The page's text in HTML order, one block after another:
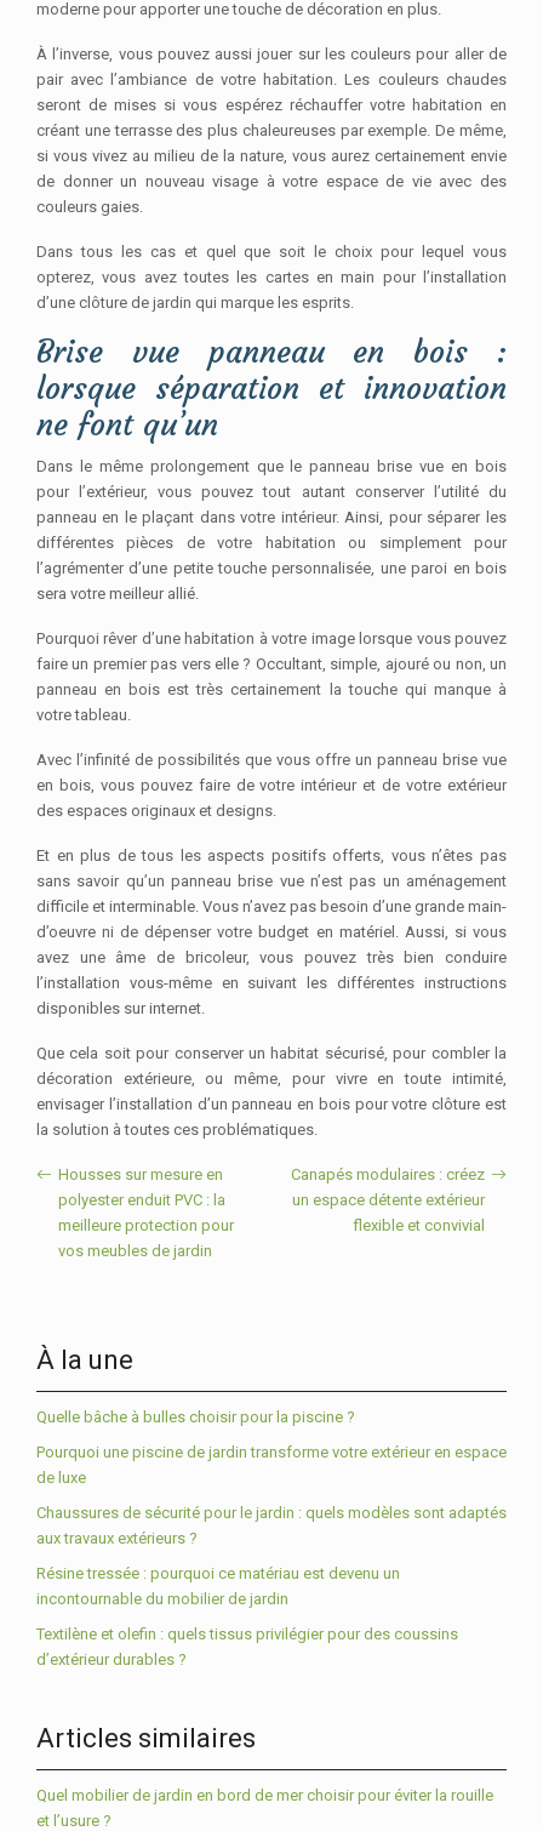
moderne pour apporter une touche de décoration en plus.
À l’inverse, vous pouvez aussi jouer sur les couleurs pour aller de
pair avec l’ambiance de votre habitation. Les couleurs chaudes
seront de mises si vous espérez réchauffer votre habitation en
créant une terrasse des plus chaleureuses par exemple. De même,
si vous vivez au milieu de la nature, vous aurez certainement envie
de donner un nouveau visage à votre espace de vie avec des
couleurs gaies.
Dans tous les cas et quel que soit le choix pour lequel vous
opterez, vous avez toutes les cartes en main pour l’installation
d’une clôture de jardin qui marque les esprits.
Brise vue panneau en bois :
lorsque séparation et innovation
ne font qu’un
Dans le même prolongement que le panneau brise vue en bois
pour l’extérieur, vous pouvez tout autant conserver l’utilité du
panneau en le plaçant dans votre intérieur. Ainsi, pour séparer les
différentes pièces de votre habitation ou simplement pour
l’agrémenter d’une petite touche personnalisée, une paroi en bois
sera votre meilleur allié.
Pourquoi rêver d’une habitation à votre image lorsque vous pouvez
faire un premier pas vers elle ? Occultant, simple, ajouré ou non, un
panneau en bois est très certainement la touche qui manque à
votre tableau.
Avec l’infinité de possibilités que vous offre un panneau brise vue
en bois, vous pouvez faire de votre intérieur et de votre extérieur
des espaces originaux et designs.
Et en plus de tous les aspects positifs offerts, vous n’êtes pas
sans savoir qu’un panneau brise vue n’est pas un aménagement
difficile et interminable. Vous n’avez pas besoin d’une grande main-
d’oeuvre ni de dépenser votre budget en matériel. Aussi, si vous
avez une âme de bricoleur, vous pouvez très bien conduire
l’installation vous-même en suivant les différentes instructions
disponibles sur internet.
Que cela soit pour conserver un habitat sécurisé, pour combler la
décoration extérieure, ou même, pour vivre en toute intimité,
envisager l’installation d’un panneau en bois pour votre clôture est
la solution à toutes ces problématiques.
Housses sur mesure en
polyester enduit PVC : la
meilleure protection pour
vos meubles de jardin
Canapés modulaires : créez
un espace détente extérieur
flexible et convivial
À la une
Quelle bâche à bulles choisir pour la piscine ?
Pourquoi une piscine de jardin transforme votre extérieur en espace
de luxe
Chaussures de sécurité pour le jardin : quels modèles sont adaptés
aux travaux extérieurs ?
Résine tressée : pourquoi ce matériau est devenu un
incontournable du mobilier de jardin
Textilène et olefin : quels tissus privilégier pour des coussins
d’extérieur durables ?
Articles similaires
Quel mobilier de jardin en bord de mer choisir pour éviter la rouille
et l’usure ?